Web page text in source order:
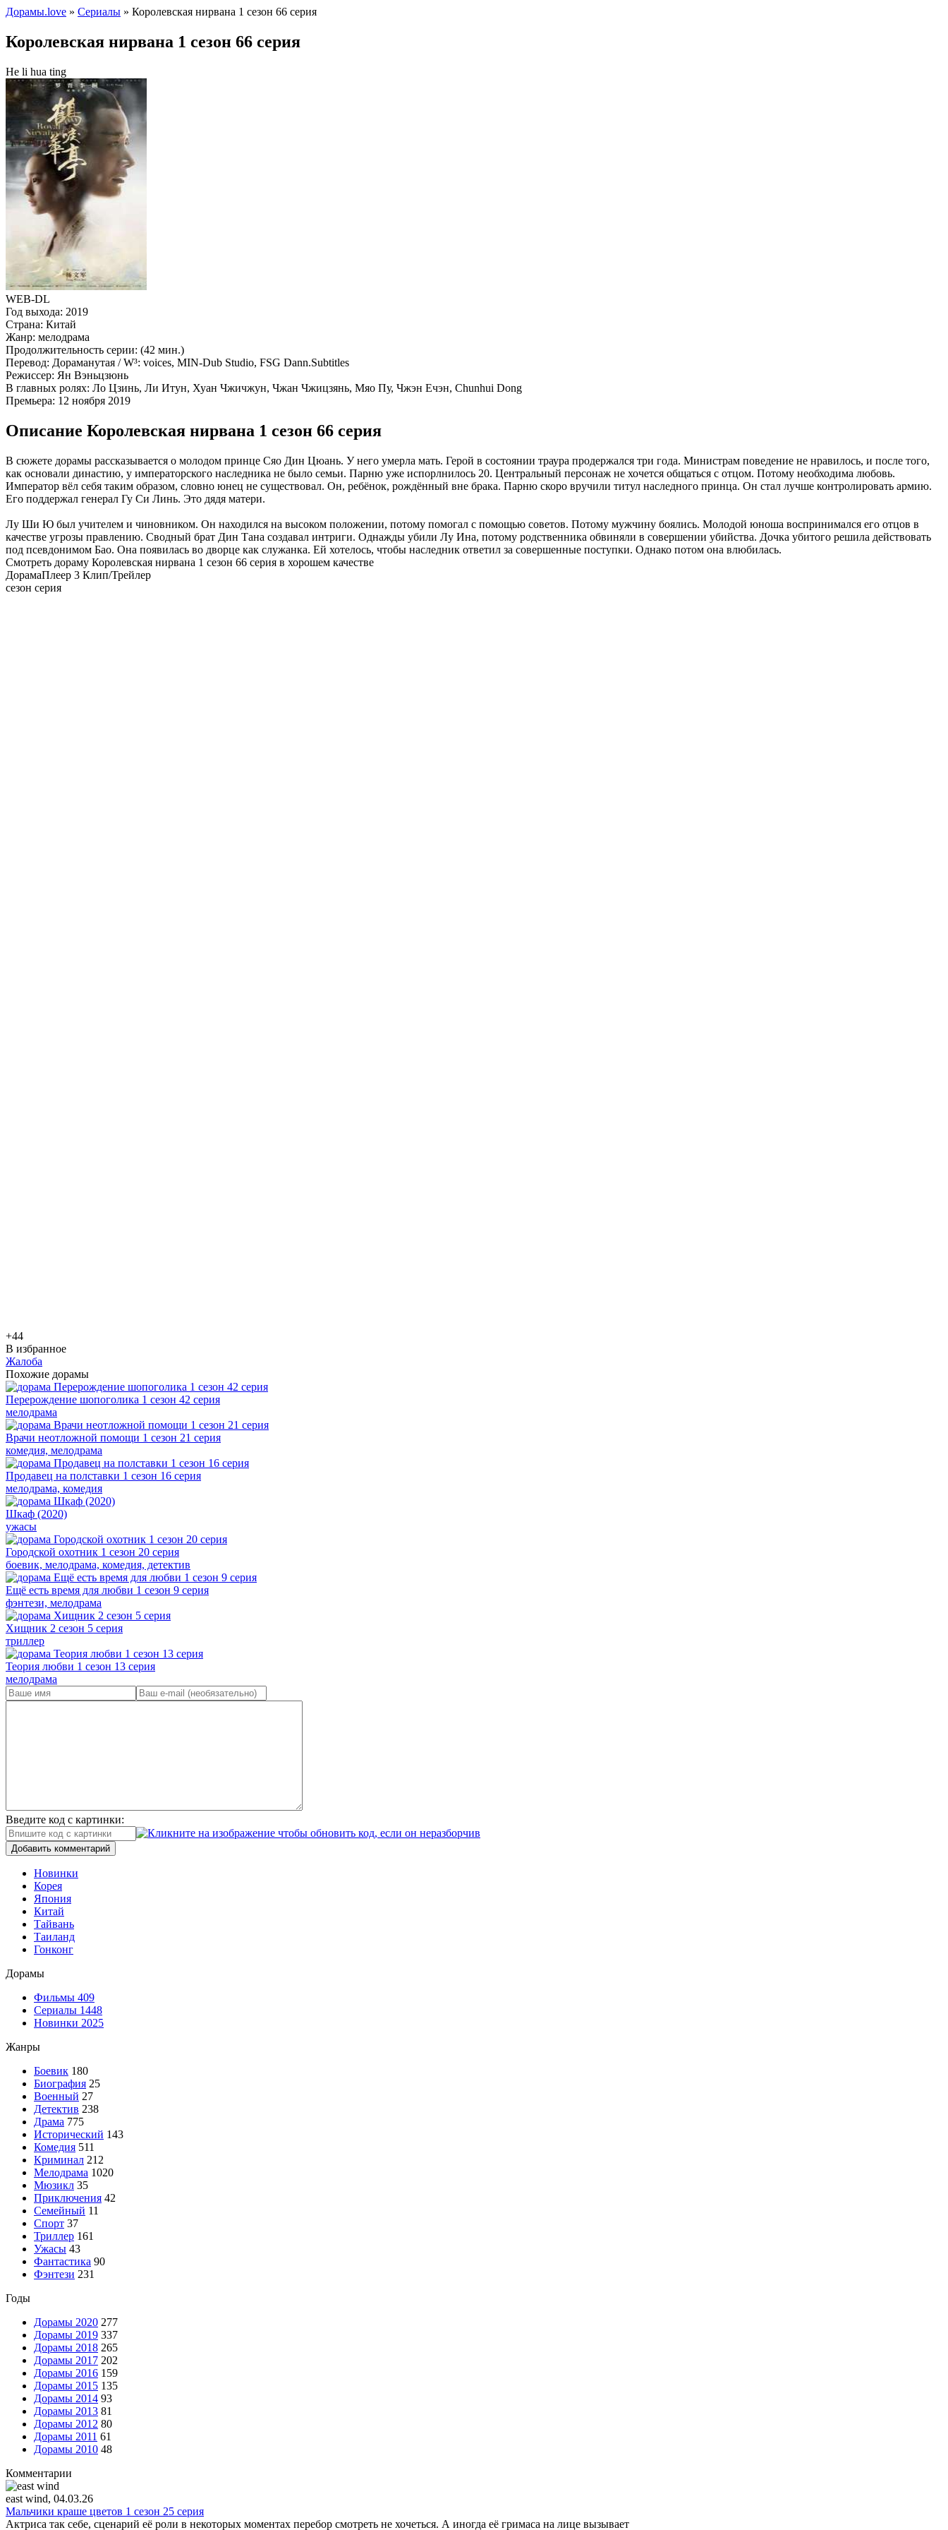
Дорамы.love » Сериалы » Королевская нирвана 1 сезон 66 серия
Королевская нирвана 1 сезон 66 серия
He li hua ting
WEB-DL
Год выхода: 2019
Страна: Китай
Жанр: мелодрама
Продолжительность серии: (42 мин.)
Перевод: Дораманутая / W³: voices, MIN-Dub Studio, FSG Dann.Subtitles
Режиссер: Ян Вэньцзюнь
В главных ролях: Ло Цзинь, Ли Итун, Хуан Чжичжун, Чжан Чжицзянь, Мяо Пу, Чжэн Ечэн, Chunhui Dong
Премьера: 12 ноября 2019
Описание Королевская нирвана 1 сезон 66 серия
В сюжете дорамы рассказывается о молодом принце Сяо Дин Цюань. У него умерла мать. Герой в состоянии траура продержался три года. Министрам поведение не нравилось, и после того,
как основали династию, у императорского наследника не было семьи. Парню уже испорлнилось 20. Центральный персонаж не хочется общаться с отцом. Потому необходима любовь.
Император вёл себя таким образом, словно юнец не существовал. Он, ребёнок, рождённый вне брака. Парню скоро вручили титул наследного принца. Он стал лучше контролировать армию.
Его поддержал генерал Гу Си Линь. Это дядя матери.
Лу Ши Ю был учителем и чиновником. Он находился на высоком положении, потому помогал с помощью советов. Потому мужчину боялись. Молодой юноша воспринимался его отцов в
качестве угрозы правлению. Сводный брат Дин Тана создавал интриги. Однажды убили Лу Ина, потому родственника обвиняли в совершении убийства. Дочка убитого решила действовать
под псевдонимом Бао. Она появилась во дворце как служанка. Ей хотелось, чтобы наследник ответил за совершенные поступки. Однако потом она влюбилась.
Смотреть дораму Королевская нирвана 1 сезон 66 серия в хорошем качестве
ДорамаПлеер 3 Клип/Трейлер
сезон серия
+44
В избранное
Жалоба
Похожие дорамы
Перерождение шопоголика 1 сезон 42 серия
мелодрама
Врачи неотложной помощи 1 сезон 21 серия
комедия, мелодрама
Продавец на полставки 1 сезон 16 серия
мелодрама, комедия
Шкаф (2020)
ужасы
Городской охотник 1 сезон 20 серия
боевик, мелодрама, комедия, детектив
Ещё есть время для любви 1 сезон 9 серия
фэнтези, мелодрама
Хищник 2 сезон 5 серия
триллер
Теория любви 1 сезон 13 серия
мелодрама
Введите код с картинки:
Добавить комментарий
Новинки
Корея
Япония
Китай
Тайвань
Таиланд
Гонконг
Дорамы
Фильмы 409
Сериалы 1448
Новинки 2025
Жанры
Боевик 180
Биография 25
Военный 27
Детектив 238
Драма 775
Исторический 143
Комедия 511
Криминал 212
Мелодрама 1020
Мюзикл 35
Приключения 42
Семейный 11
Спорт 37
Триллер 161
Ужасы 43
Фантастика 90
Фэнтези 231
Годы
Дорамы 2020 277
Дорамы 2019 337
Дорамы 2018 265
Дорамы 2017 202
Дорамы 2016 159
Дорамы 2015 135
Дорамы 2014 93
Дорамы 2013 81
Дорамы 2012 80
Дорамы 2011 61
Дорамы 2010 48
Комментарии
east wind, 04.03.26
Мальчики краше цветов 1 сезон 25 серия
Актриса так себе, сценарий её роли в некоторых моментах перебор смотреть не хочеться. А иногда её гримаса на лице вызывает